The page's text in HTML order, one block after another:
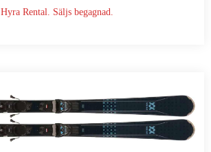
Hyra Rental. Säljs begagnad.